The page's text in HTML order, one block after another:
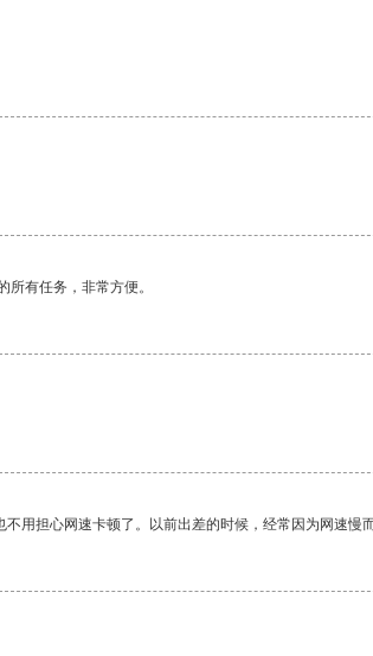
有任务，非常方便。
担心网速卡顿了。以前出差的时候，经常因为网速慢